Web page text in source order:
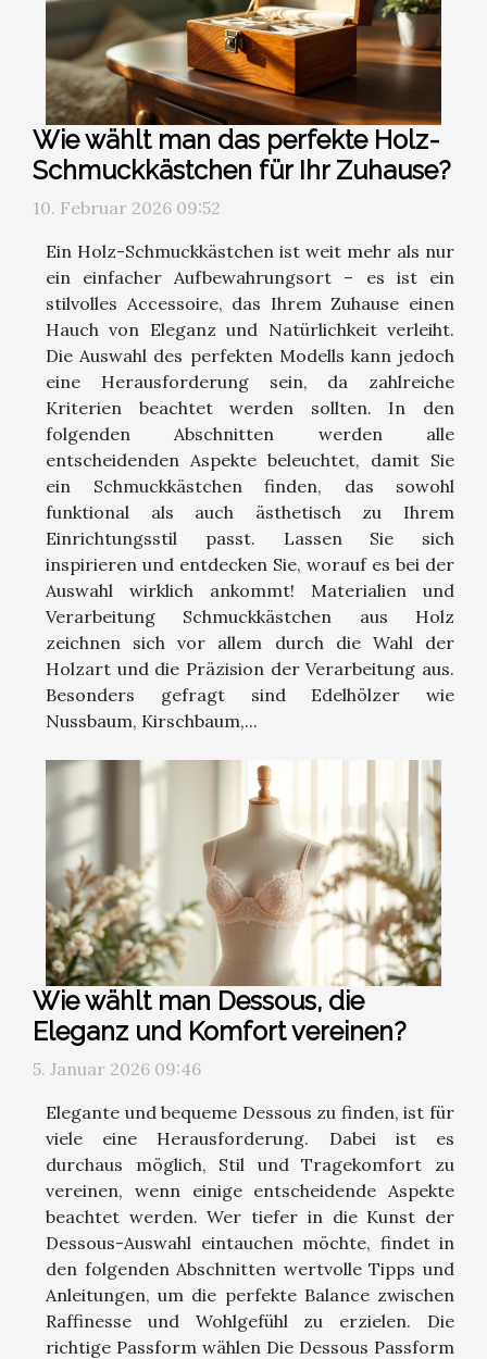
Wie wählt man das perfekte Holz-
Schmuckkästchen für Ihr Zuhause?
10. Februar 2026 09:52
Ein Holz-Schmuckkästchen ist weit mehr als nur
ein einfacher Aufbewahrungsort – es ist ein
stilvolles Accessoire, das Ihrem Zuhause einen
Hauch von Eleganz und Natürlichkeit verleiht.
Die Auswahl des perfekten Modells kann jedoch
eine Herausforderung sein, da zahlreiche
Kriterien beachtet werden sollten. In den
folgenden Abschnitten werden alle
entscheidenden Aspekte beleuchtet, damit Sie
ein Schmuckkästchen finden, das sowohl
funktional als auch ästhetisch zu Ihrem
Einrichtungsstil passt. Lassen Sie sich
inspirieren und entdecken Sie, worauf es bei der
Auswahl wirklich ankommt! Materialien und
Verarbeitung Schmuckkästchen aus Holz
zeichnen sich vor allem durch die Wahl der
Holzart und die Präzision der Verarbeitung aus.
Besonders gefragt sind Edelhölzer wie
Nussbaum, Kirschbaum,...
Wie wählt man Dessous, die
Eleganz und Komfort vereinen?
5. Januar 2026 09:46
Elegante und bequeme Dessous zu finden, ist für
viele eine Herausforderung. Dabei ist es
durchaus möglich, Stil und Tragekomfort zu
vereinen, wenn einige entscheidende Aspekte
beachtet werden. Wer tiefer in die Kunst der
Dessous-Auswahl eintauchen möchte, findet in
den folgenden Abschnitten wertvolle Tipps und
Anleitungen, um die perfekte Balance zwischen
Raffinesse und Wohlgefühl zu erzielen. Die
richtige Passform wählen Die Dessous Passform